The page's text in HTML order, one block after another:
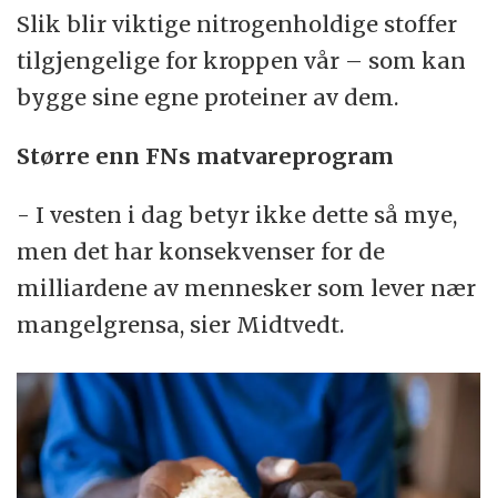
Slik blir viktige nitrogenholdige stoffer
tilgjengelige for kroppen vår – som kan
bygge sine egne proteiner av dem.
Større enn FNs matvareprogram
- I vesten i dag betyr ikke dette så mye,
men det har konsekvenser for de
milliardene av mennesker som lever nær
mangelgrensa, sier Midtvedt.